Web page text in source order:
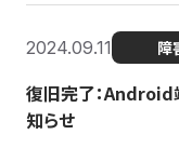
2024.09.11 障
復旧完了：
知らせ